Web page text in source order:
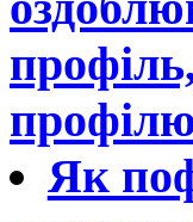
профілю
Як